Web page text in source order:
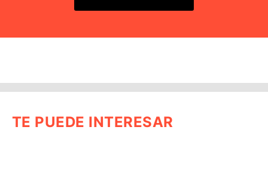
TE PUEDE INTERESAR